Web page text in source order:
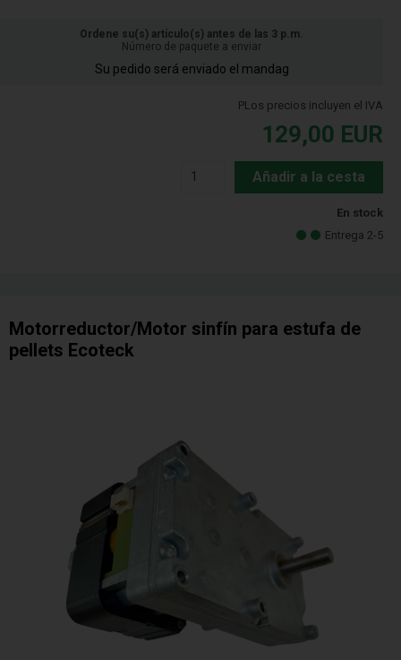
Ordene su(s) artículo(s) antes de las 3 p.m.
Número de paquete a enviar
Su pedido será enviado el mandag
PLos precios incluyen el IVA
129,00 EUR
Añadir a la cesta
En stock
Entrega 2-5
Motorreductor/Motor sinfín para estufa de
pellets Ecoteck